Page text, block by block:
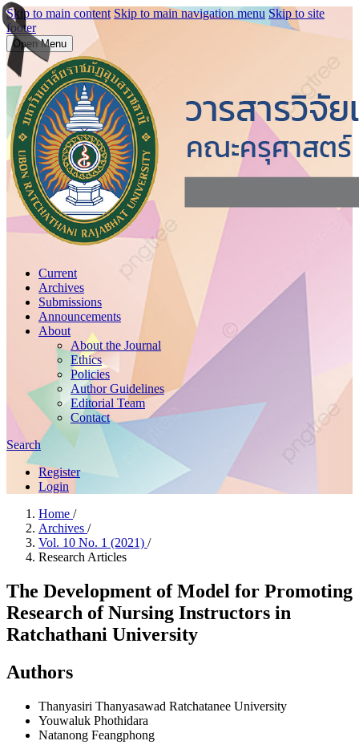
Skip to main content Skip to main navigation menu Skip to site
footer
Open Menu
Current
Archives
Submissions
Announcements
About
About the Journal
Ethics
Policies
Author Guidelines
Editorial Team
Contact
Search
Register
Login
Home /
Archives /
Vol. 10 No. 1 (2021) /
Research Articles
The Development of Model for Promoting
Research of Nursing Instructors in
Ratchathani University
Authors
Thanyasiri Thanyasawad Ratchatanee University
Youwaluk Phothidara
Natanong Feangphong